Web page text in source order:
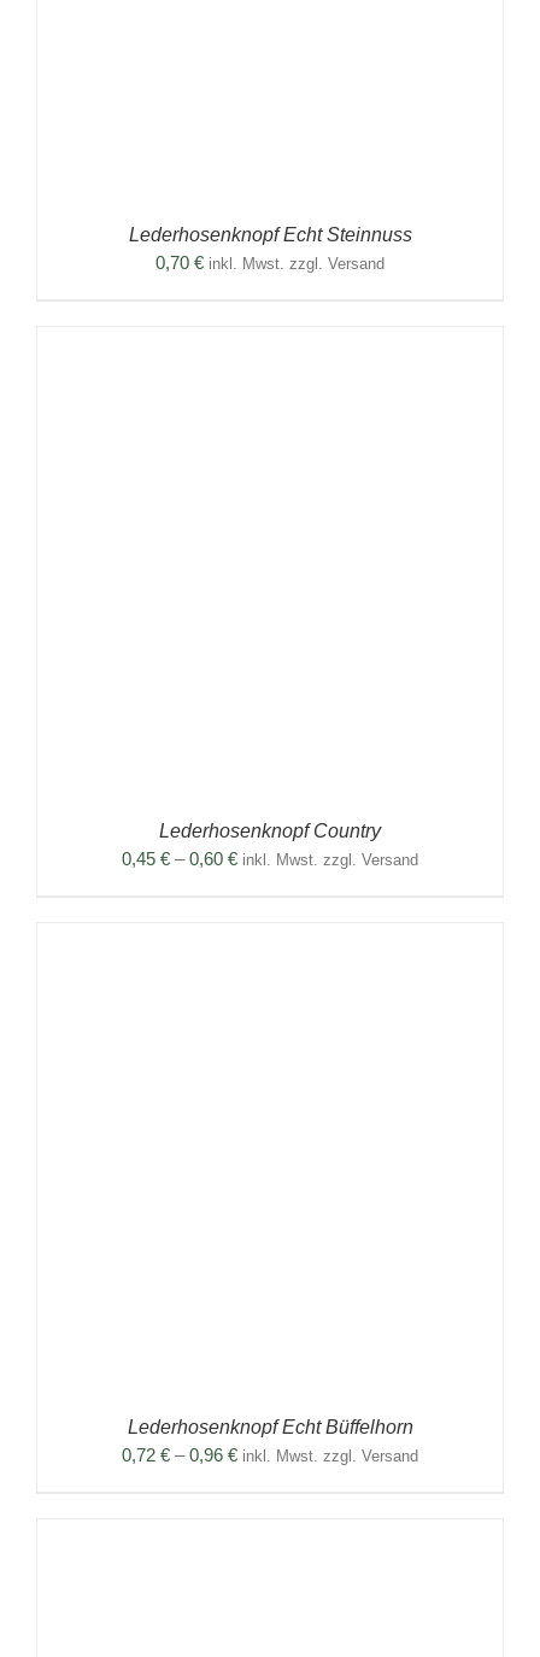
Lederhosenknopf Echt Steinnuss
0,70 € inkl. Mwst. zzgl. Versand
Lederhosenknopf Country
0,45 € –0,60 €Preisspanne:
inkl. Mwst. zzgl. Versand
Lederhosenknopf Echt Büffelhorn
0,72 € –0,96 €Preisspanne:
inkl. Mwst. zzgl. Versand